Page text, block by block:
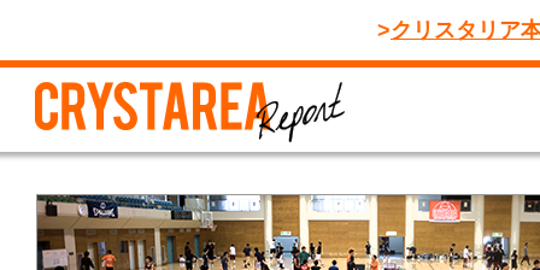
クリスタリア